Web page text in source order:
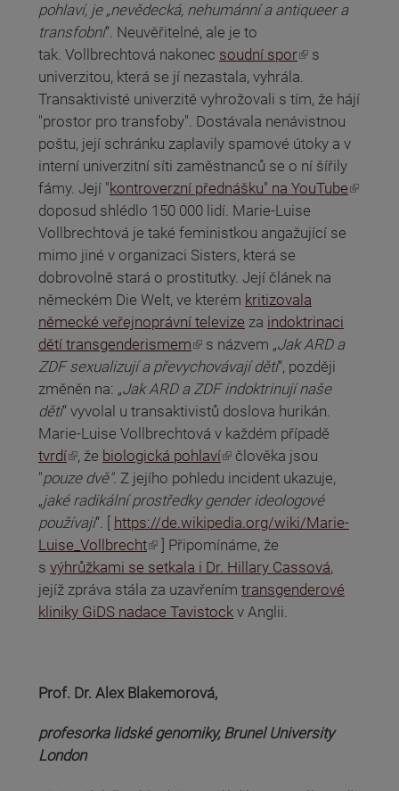
pohlaví, je „nevědecká, nehumánní a antiqueer a
transfobní“. Neuvěřitelné, ale je to
tak. Vollbrechtová nakonec soudní spor
(odkaz je externí)
s
univerzitou, která se jí nezastala, vyhrála.
Transaktivisté univerzitě vyhrožovali s tím, že hájí
"prostor pro transfoby". Dostávala nenávistnou
poštu, její schránku zaplavily spamové útoky a v
interní univerzitní síti zaměstnanců se o ní šířily
fámy. Její "kontroverzní přednášku" na YouTube
(odkaz je externí)
doposud shlédlo 150 000 lidí. Marie-Luise
Vollbrechtová je také feministkou angažující se
mimo jiné v organizaci Sisters, která se
dobrovolně stará o prostitutky. Její článek na
německém Die Welt, ve kterém kritizovala
německé veřejnoprávní televize za indoktrinaci
dětí transgenderismem
(odkaz je externí) s názvem „Jak ARD a
ZDF sexualizují a převychovávají děti“, později
změněn na: „Jak ARD a ZDF indoktrinují naše
děti“ vyvolal u transaktivistů doslova hurikán.
Marie-Luise Vollbrechtová v každém případě
tvrdí
(odkaz je externí)
, že biologická pohlaví
(odkaz je externí)
člověka jsou
"pouze dvě". Z jejího pohledu incident ukazuje,
„jaké radikální prostředky gender ideologové
používají“. [ https://de.wikipedia.org/wiki/Marie-
Luise_Vollbrecht
(odkaz je externí)
] Připomínáme, že
s výhrůžkami se setkala i Dr. Hillary Cassová,
jejíž zpráva stála za uzavřením transgenderové
kliniky GiDS nadace Tavistock v Anglii.
Prof. Dr. Alex Blakemorová,
profesorka lidské genomiky, Brunel University
London